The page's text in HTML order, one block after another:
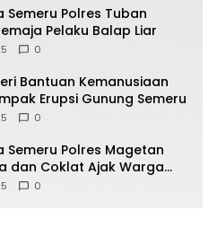
Semeru Polres Tuban
Pelaku Balap Liar
0
Bantuan Kemanusiaan
Erupsi Gunung Semeru
0
Semeru Polres Magetan
dan Coklat Ajak Warga
0